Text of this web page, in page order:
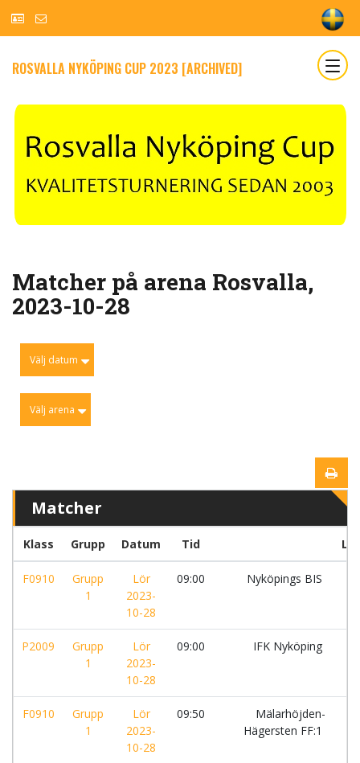
ROSVALLA NYKÖPING CUP 2023 [ARCHIVED]
Matcher på arena Rosvalla,
2023-10-28
Välj datum
Välj arena
Matcher
Klass Grupp Datum Tid
F0910
Grupp
1
Lör
2023-
10-28
09:00 Nyköpings BIS
P2009
Grupp
1
Lör
2023-
10-28
09:00 IFK Nyköping
F0910
Grupp
1
Lör
2023-
10-28
09:50
Mälarhöjden-
Hägersten FF:1